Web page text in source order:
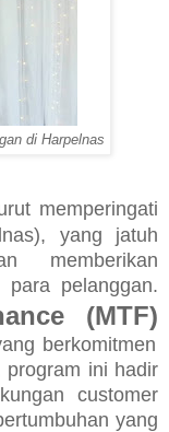
di Harpelnas
memperingati
yang jatuh
memberikan
para pelanggan.
(MTF)
berkomitmen
program ini hadir
customer
yang